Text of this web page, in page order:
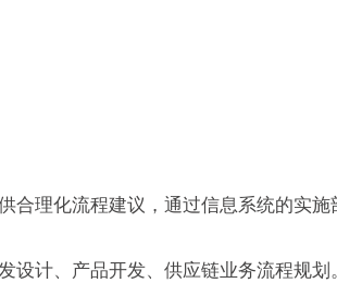
合理化流程建议，通过信息系统的实施
设计、产品开发、供应链业务流程规划